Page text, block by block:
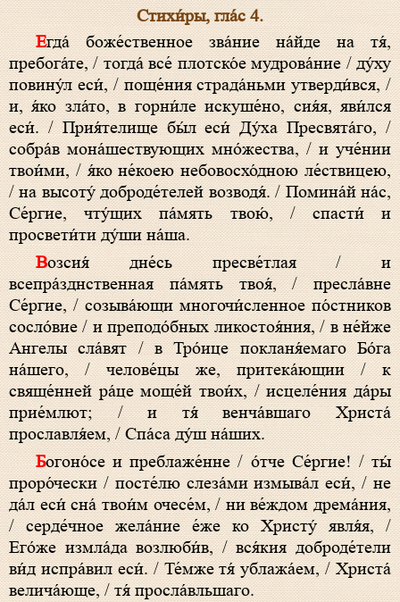
Стихи́ры, гла́с 4.
Егда́ боже́ственное зва́ние на́йде на тя́,
пребога́те, / тогда́ все́ плотско́е мудрова́ние / ду́ху
повину́л еси́, / поще́ния страда́ньми утверди́вся, /
и, я́ко зла́то, в горни́ле искуше́но, сия́я, яви́лся
еси́. / Прия́телище бы́л еси́ Ду́ха Пресвята́го, /
собра́в мона́шествующих мно́жества, / и уче́нии
твои́ми, / я́ко не́коею небовосхо́дною ле́ствицею,
/ на высоту́ доброде́телей возводя́. / Помина́й на́с,
Се́ргие, чту́щих па́мять твою́, / спасти́ и
просвети́ти ду́ши на́ша.
Возсия́ дне́сь пресве́тлая / и
всепра́зднственная па́мять твоя́, / пресла́вне
Се́ргие, / созыва́ющи многочи́сленное по́стников
сосло́вие / и преподо́бных ликостоя́ния, / в не́йже
Ангелы сла́вят / в Тро́ице покланя́емаго Бо́га
на́шего, / челове́цы же, притека́ющии / к
свяще́нней ра́це моще́й твои́х, / исцеле́ния да́ры
прие́млют; / и тя́ венча́вшаго Христа́
прославля́ем, / Спа́са ду́ш на́ших.
Богоно́се и преблаже́нне / о́тче Се́ргие! / ты́
проро́чески / посте́лю слеза́ми измыва́л еси́, / не
да́л еси́ сна́ твои́м очесе́м, / ни ве́ждом дрема́ния,
/ серде́чное жела́ние е́же ко Христу́ явля́я, /
Его́же измла́да возлюби́в, / вся́кия доброде́тели
ви́д испра́вил еси́. / Те́мже тя́ ублажа́ем, / Христа́
велича́юще, / тя́ просла́вльшаго.